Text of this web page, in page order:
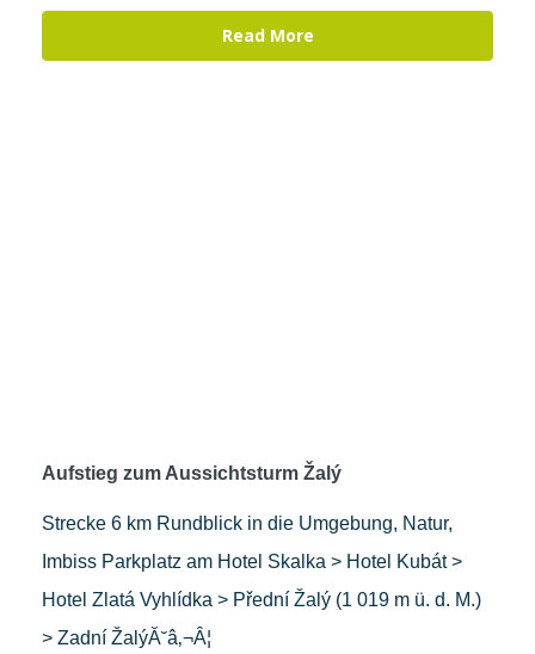
Read More
Aufstieg zum Aussichtsturm Žalý
Strecke 6 km Rundblick in die Umgebung, Natur,
Imbiss Parkplatz am Hotel Skalka > Hotel Kubát >
Hotel Zlatá Vyhlídka > Přední Žalý (1 019 m ü. d. M.)
> Zadní ŽalýĂ˘â‚¬Â¦